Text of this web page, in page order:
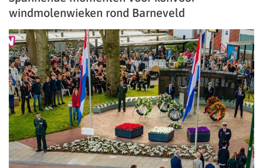
windmolenwieken rond Barneveld